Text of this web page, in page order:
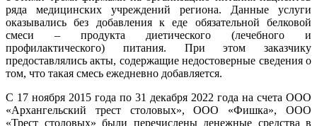
ряда медицинских учреждений региона. Данные услуги
оказывались без добавления к еде обязательной белковой
смеси – продукта диетического (лечебного и
профилактического) питания. При этом заказчику
предоставлялись акты, содержащие недостоверные сведения о
том, что такая смесь ежедневно добавляется.
С 17 ноября 2015 года по 31 декабря 2022 года на счета ООО
«Архангельский трест столовых», ООО «Фишка», ООО
«Трест столовых» были перечислены денежные средства в